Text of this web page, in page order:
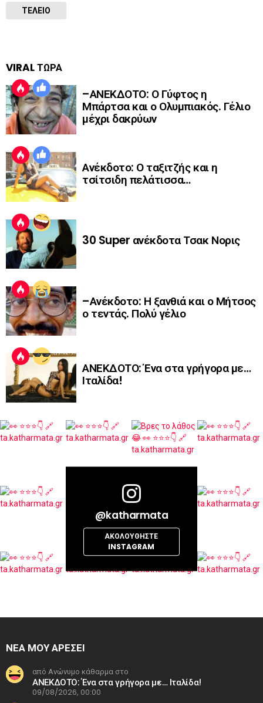
ΤΕΛΕΙΟ
VIRAL ΤΩΡΑ
–ΑΝΕΚΔΟΤΟ: Ο Γύφτος η
Μπάρτσα και ο Ολυμπιακός. Γέλιο
μέχρι δακρύων
Ανέκδοτο: Ο ταξιτζής και η
τσίτσιδη πελάτισσα…
30 Super ανέκδοτα Τσακ Νορις
–Ανέκδοτο: Η ξανθιά και ο Μήτσος
ο τεντάς. Πολύ γέλιο
ΑΝΕΚΔΟΤΟ: Ένα στα γρήγορα με…
Ιταλίδα!
@katharmata
ΑΚΟΛΟΥΘΉΣΤΕ
INSTAGRAM
ΝΕΑ ΜΟΥ ΑΡΕΣΕΙ
από Ανώνυμο κάθαρμα στο
ΑΝΕΚΔΟΤΟ: Ένα στα γρήγορα με… Ιταλίδα!
09/08/2026, 00:00